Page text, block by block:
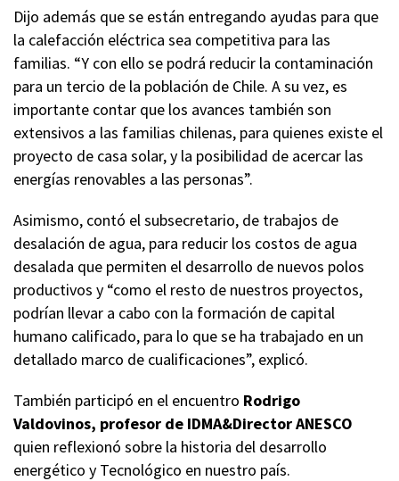
Dijo además que se están entregando ayudas para que
la calefacción eléctrica sea competitiva para las
familias. “Y con ello se podrá reducir la contaminación
para un tercio de la población de Chile. A su vez, es
importante contar que los avances también son
extensivos a las familias chilenas, para quienes existe el
proyecto de casa solar, y la posibilidad de acercar las
energías renovables a las personas”.
Asimismo, contó el subsecretario, de trabajos de
desalación de agua, para reducir los costos de agua
desalada que permiten el desarrollo de nuevos polos
productivos y “como el resto de nuestros proyectos,
podrían llevar a cabo con la formación de capital
humano calificado, para lo que se ha trabajado en un
detallado marco de cualificaciones”, explicó.
También participó en el encuentro Rodrigo
Valdovinos, profesor de IDMA&Director ANESCO
quien reflexionó sobre la historia del desarrollo
energético y Tecnológico en nuestro país.